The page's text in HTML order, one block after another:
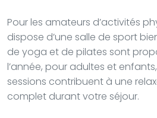
Pour les amateurs d’activités
dispose d’une salle de sport
de yoga et de pilates sont
l’année, pour adultes et
sessions contribuent à une
complet durant votre séjour.